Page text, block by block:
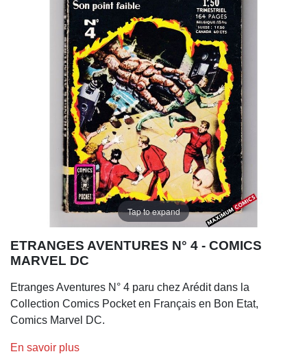
Tap to expand
ETRANGES AVENTURES N° 4 - COMICS
MARVEL DC
Etranges Aventures N° 4 paru chez Arédit dans la
Collection Comics Pocket en Français en Bon Etat,
Comics Marvel DC.
En savoir plus